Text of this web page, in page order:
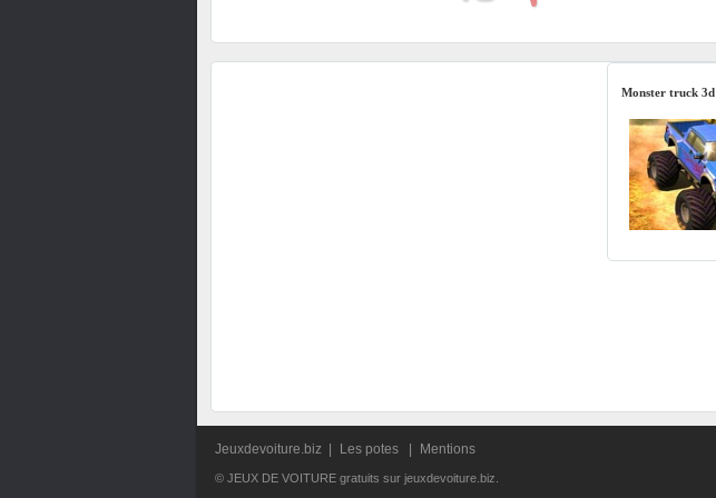
Monster truck 3d
Jeuxdevoiture.biz Les potes Mentions
© JEUX DE VOITURE gratuits sur jeuxdevoiture.biz.